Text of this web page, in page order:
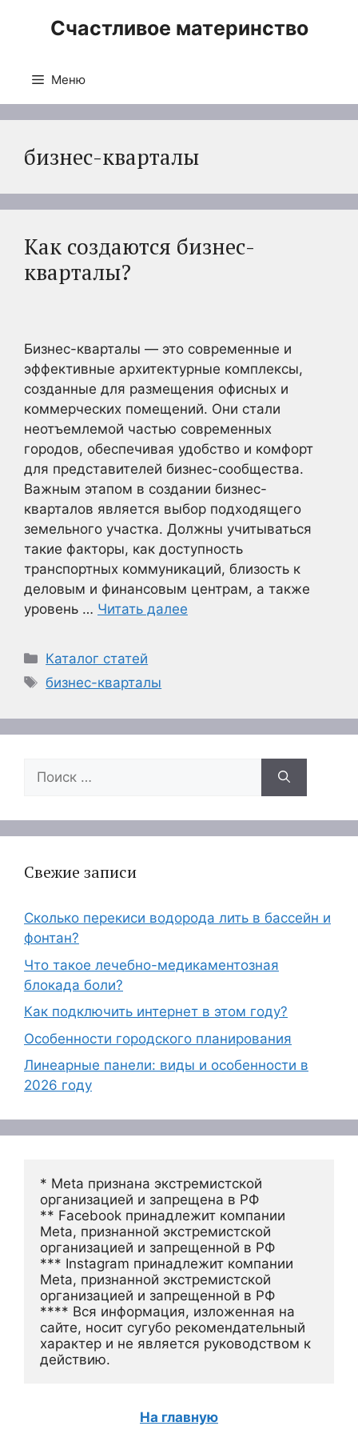
Счастливое материнство
Меню
бизнес-кварталы
Как создаются бизнес-
кварталы?
Бизнес-кварталы — это современные и
эффективные архитектурные комплексы,
созданные для размещения офисных и
коммерческих помещений. Они стали
неотъемлемой частью современных
городов, обеспечивая удобство и комфорт
для представителей бизнес-сообщества.
Важным этапом в создании бизнес-
кварталов является выбор подходящего
земельного участка. Должны учитываться
такие факторы, как доступность
транспортных коммуникаций, близость к
деловым и финансовым центрам, а также
уровень … Читать далее
Рубрики
Каталог статей
Метки
бизнес-кварталы
Поиск:
Свежие записи
Сколько перекиси водорода лить в бассейн и
фонтан?
Что такое лечебно-медикаментозная
блокада боли?
Как подключить интернет в этом году?
Особенности городского планирования
Линеарные панели: виды и особенности в
2026 году
* Meta признана экстремистской
организацией и запрещена в РФ
** Facebook принадлежит компании
Meta, признанной экстремистской
организацией и запрещенной в РФ
*** Instagram принадлежит компании
Meta, признанной экстремистской
организацией и запрещенной в РФ
**** Вся информация, изложенная на
сайте, носит сугубо рекомендательный
характер и не является руководством к
действию.
На главную